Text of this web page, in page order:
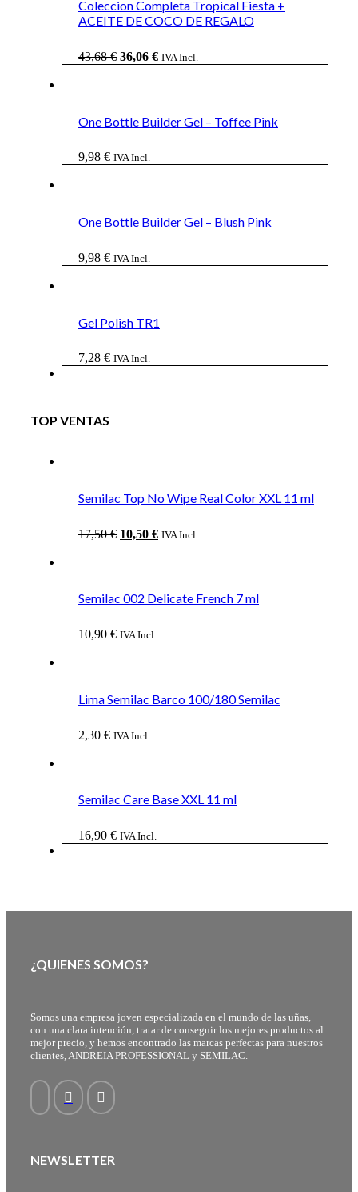
Coleccion Completa Tropical Fiesta +
ACEITE DE COCO DE REGALO
43,68€ El
36,06 €ElIVA Incl.
One Bottle Builder Gel – Toffee Pink
9,98 € IVA Incl.
One Bottle Builder Gel – Blush Pink
9,98 € IVA Incl.
Gel Polish TR1
7,28 € IVA Incl.
TOP VENTAS
Semilac Top No Wipe Real Color XXL 11 ml
17,50€ El
10,50 €ElIVA Incl.
Semilac 002 Delicate French 7 ml
10,90 € IVA Incl.
Lima Semilac Barco 100/180 Semilac
2,30 € IVA Incl.
Semilac Care Base XXL 11 ml
16,90 € IVA Incl.
¿QUIENES SOMOS?
Somos una empresa joven especializada en el mundo de las uñas,
con una clara intención, tratar de conseguir los mejores productos al
mejor precio, y hemos encontrado las marcas perfectas para nuestros
clientes, ANDREIA PROFESSIONAL y SEMILAC.
NEWSLETTER